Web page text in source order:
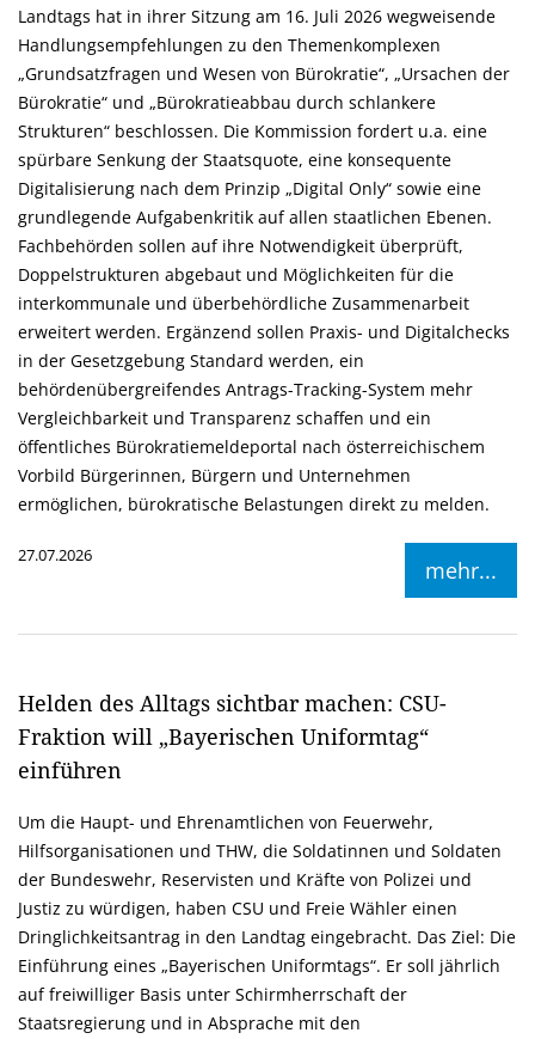
Landtags hat in ihrer Sitzung am 16. Juli 2026 wegweisende
Handlungsempfehlungen zu den Themenkomplexen
Grundsatzfragen und Wesen von Bürokratie“, „Ursachen der
Bürokratie“ und „Bürokratieabbau durch schlankere
Strukturen“ beschlossen. Die Kommission fordert u.a. eine
spürbare Senkung der Staatsquote, eine konsequente
Digitalisierung nach dem Prinzip „Digital Only“ sowie eine
grundlegende Aufgabenkritik auf allen staatlichen Ebenen.
Fachbehörden sollen auf ihre Notwendigkeit überprüft,
Doppelstrukturen abgebaut und Möglichkeiten für die
interkommunale und überbehördliche Zusammenarbeit
erweitert werden. Ergänzend sollen Praxis- und Digitalchecks
in der Gesetzgebung Standard werden, ein
behördenübergreifendes Antrags-Tracking-System mehr
Vergleichbarkeit und Transparenz schaffen und ein
öffentliches Bürokratiemeldeportal nach österreichischem
Vorbild Bürgerinnen, Bürgern und Unternehmen
ermöglichen, bürokratische Belastungen direkt zu melden.
27.07.2026
mehr...
Helden des Alltags sichtbar machen: CSU-
Fraktion will „Bayerischen Uniformtag“
einführen
Um die Haupt- und Ehrenamtlichen von Feuerwehr,
Hilfsorganisationen und THW, die Soldatinnen und Soldaten
der Bundeswehr, Reservisten und Kräfte von Polizei und
Justiz zu würdigen, haben CSU und Freie Wähler einen
Dringlichkeitsantrag in den Landtag eingebracht. Das Ziel: Die
Einführung eines „Bayerischen Uniformtags“. Er soll jährlich
auf freiwilliger Basis unter Schirmherrschaft der
Staatsregierung und in Absprache mit den